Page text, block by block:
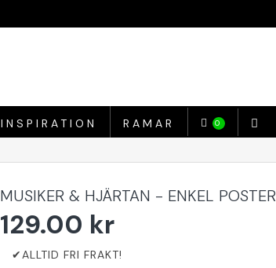
INSPIRATION RAMAR 0
MUSIKER & HJÄRTAN - ENKEL POSTER
129.00 kr